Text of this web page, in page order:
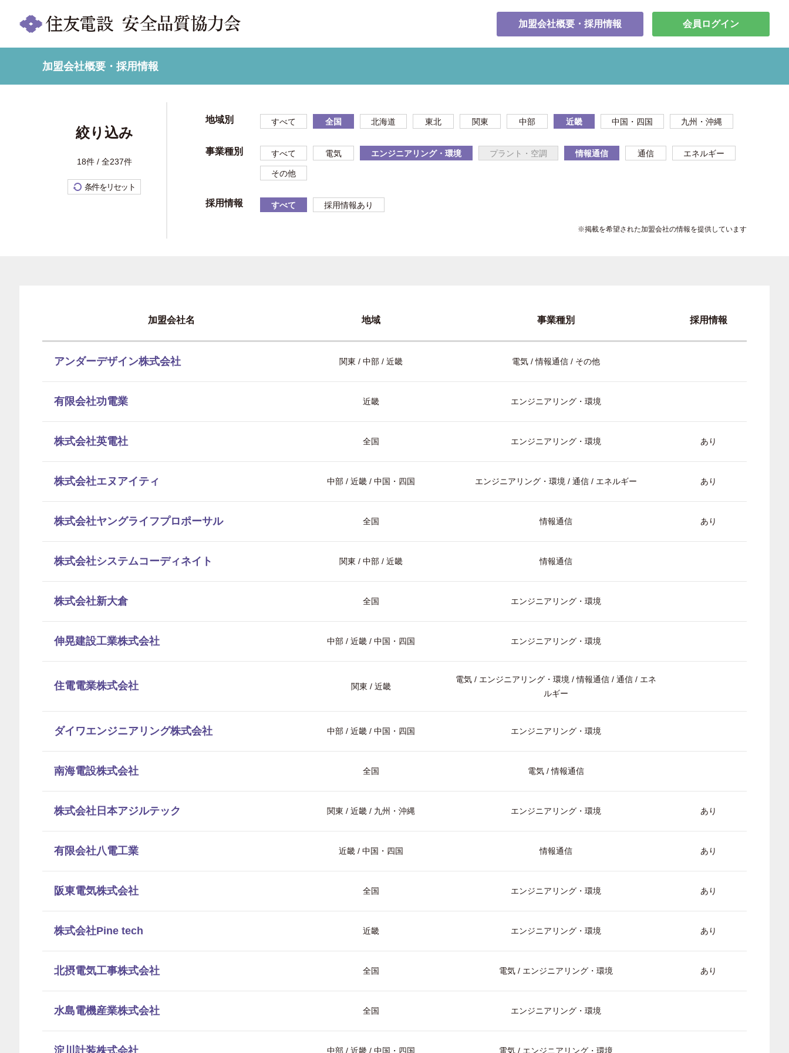
加盟会社概要・採用情報 会員ログイン
加盟会社概要・採用情報
絞り込み
18件 / 全237件
条件をリセット
地域別 すべて 全国 北海道 東北 関東 中部 近畿 中国・四国 九州・沖縄
事業種別 すべて 電気 エンジニアリング・環境 プラント・空調 情報通信 通信 エネルギー
その他
採用情報 すべて 採用情報あり
※掲載を希望された加盟会社の情報を提供しています
加盟会社名 地域 事業種別 採用情報
アンダーデザイン株式会社 関東 / 中部 / 近畿 電気 / 情報通信 / その他
有限会社功電業 近畿 エンジニアリング・環境
株式会社英電社 全国 エンジニアリング・環境 あり
株式会社エヌアイティ 中部 / 近畿 / 中国・四国 エンジニアリング・環境 / 通信 / エネルギー あり
株式会社ヤングライフプロポーサル 全国 情報通信 あり
株式会社システムコーディネイト 関東 / 中部 / 近畿 情報通信
株式会社新大倉 全国 エンジニアリング・環境
伸晃建設工業株式会社 中部 / 近畿 / 中国・四国 エンジニアリング・環境
住電電業株式会社 関東 / 近畿
電気 / エンジニアリング・環境 / 情報通信 / 通信 / エネ
ルギー
ダイワエンジニアリング株式会社 中部 / 近畿 / 中国・四国 エンジニアリング・環境
南海電設株式会社 全国 電気 / 情報通信
株式会社日本アジルテック 関東 / 近畿 / 九州・沖縄 エンジニアリング・環境 あり
有限会社八電工業 近畿 / 中国・四国 情報通信 あり
阪東電気株式会社 全国 エンジニアリング・環境 あり
株式会社Pine tech 近畿 エンジニアリング・環境 あり
北摂電気工事株式会社 全国 電気 / エンジニアリング・環境 あり
水島電機産業株式会社 全国 エンジニアリング・環境
淀川計装株式会社 中部 / 近畿 / 中国・四国 電気 / エンジニアリング・環境